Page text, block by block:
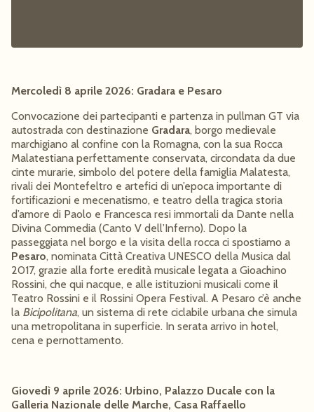
Mercoledì 8 aprile 2026: Gradara e Pesaro
Convocazione dei partecipanti e partenza in pullman GT via
autostrada con destinazione Gradara, borgo medievale
marchigiano al confine con la Romagna, con la sua Rocca
Malatestiana perfettamente conservata, circondata da due
cinte murarie, simbolo del potere della famiglia Malatesta,
rivali dei Montefeltro e artefici di un’epoca importante di
fortificazioni e mecenatismo, e teatro della tragica storia
d’amore di Paolo e Francesca resi immortali da Dante nella
Divina Commedia (Canto V dell’Inferno). Dopo la
passeggiata nel borgo e la visita della rocca ci spostiamo a
Pesaro, nominata Città Creativa UNESCO della Musica dal
2017, grazie alla forte eredità musicale legata a Gioachino
Rossini, che qui nacque, e alle istituzioni musicali come il
Teatro Rossini e il Rossini Opera Festival. A Pesaro c’è anche
la Bicipolitana, un sistema di rete ciclabile urbana che simula
una metropolitana in superficie. In serata arrivo in hotel,
cena e pernottamento.
Giovedì 9 aprile 2026: Urbino, Palazzo Ducale con la
Galleria Nazionale delle Marche, Casa Raffaello